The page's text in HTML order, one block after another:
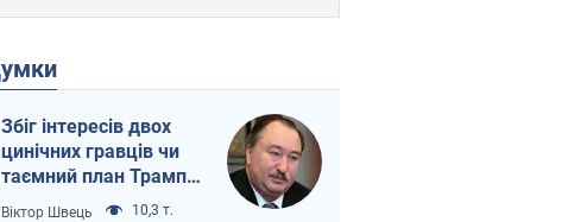
Думки
Збіг інтересів двох
цинічних гравців чи
таємний план Трампа
і Путіна?
Віктор Швець 10,3 т.